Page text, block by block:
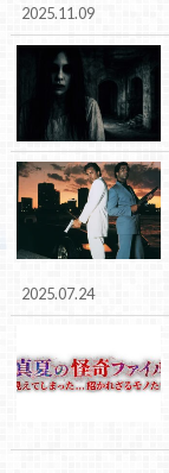
2025.11.09
2025.07.24